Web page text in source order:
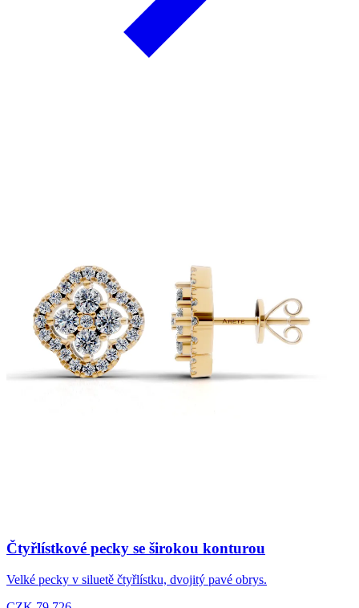
Čtyřlístkové pecky se širokou konturou
Velké pecky v siluetě čtyřlístku, dvojitý pavé obrys.